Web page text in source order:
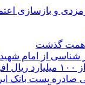
و بازسازی
شناسی از امام